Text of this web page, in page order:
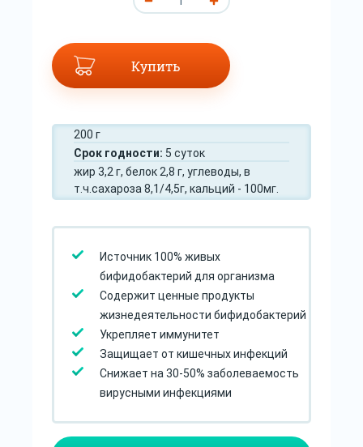
Купить
200 г
Срок годности: 5 суток
жир 3,2 г, белок 2,8 г, углеводы, в
т.ч.сахароза 8,1/4,5г, кальций - 100мг.
Источник 100% живых
бифидобактерий для организма
Содержит ценные продукты
жизнедеятельности бифидобактерий
Укрепляет иммунитет
Защищает от кишечных инфекций
Снижает на 30-50% заболеваемость
вирусными инфекциями